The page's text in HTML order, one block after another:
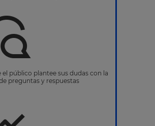
el público plantee sus dudas con la
preguntas y respuestas